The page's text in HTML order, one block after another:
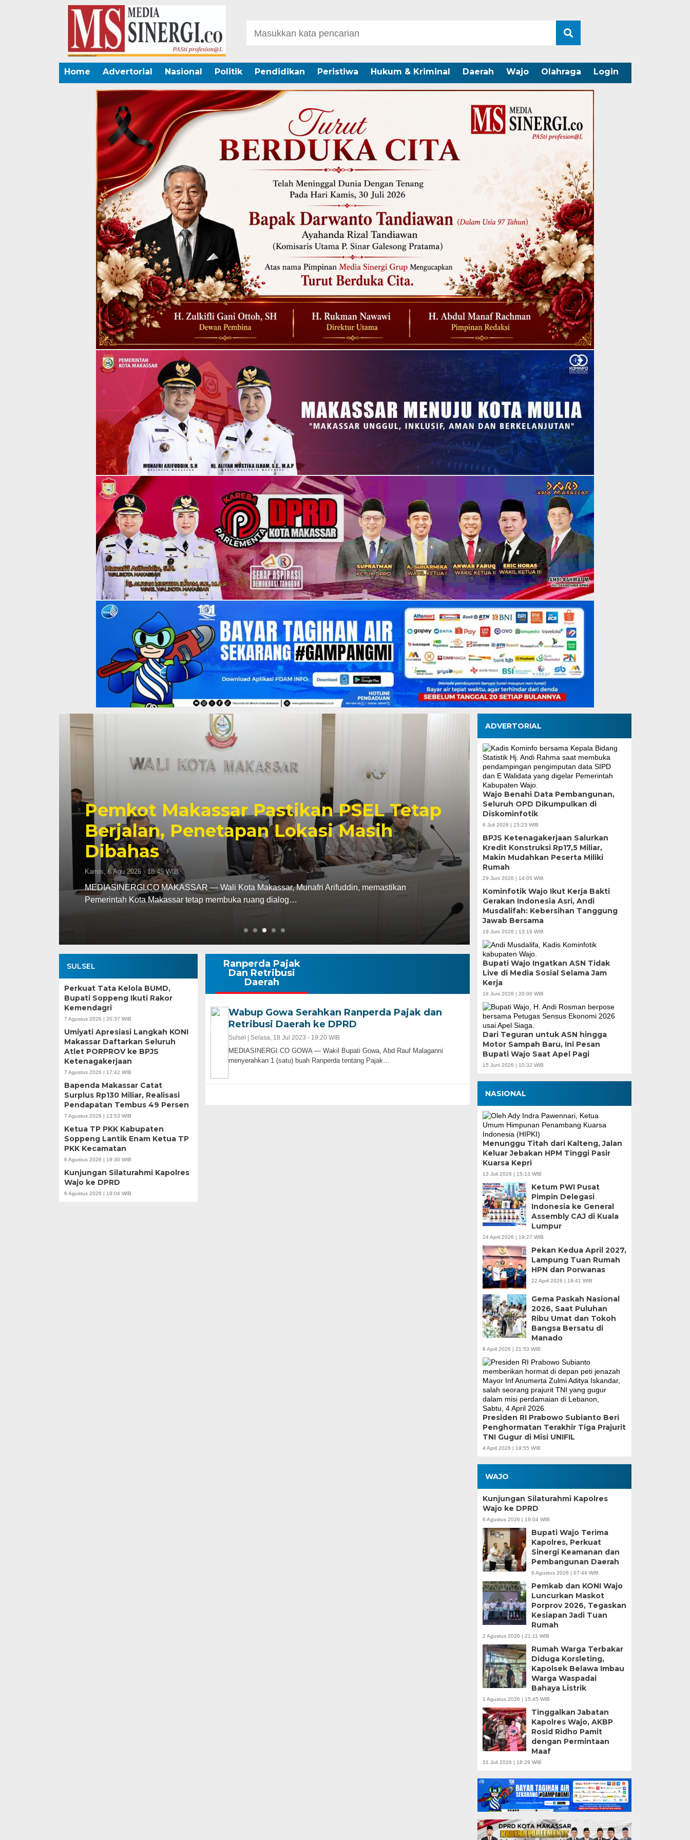
Home Advertorial Nasional Politik Pendidikan Peristiwa Hukum & Kriminal Daerah Wajo Olahraga Login
Pemkot Makassar dan Karang Taruna
Perkuat Sinergi, Penanganan Sampah
hingga Pemberdayaan Pemuda Jadi
Fokus
Kamis, 6 Agu 2026 - 18:16 WIB
MEDIASINERGI.CO MAKASSAR — Pengurus Karang Taruna Kota Makassar menegaskan
komitmennya menjadi mitra strategis Pemerintah Kota Makassar…
Tinjau Renovasi SDN
Supratman Pastikan
Mutu Demi
Makassar
Rabu, 5 Agu 2026 - 19:50 WIB
MEDIASINERGI.CO MAKASSAR — DPRD Kota
langsung terhadap progres renovasi UPT SPF SD…
SULSEL
Perkuat Tata Kelola BUMD,
Bupati Soppeng Ikuti Rakor
Kemendagri
7 Agustus 2026 | 20:37 WIB
Umiyati Apresiasi Langkah KONI
Makassar Daftarkan Seluruh
Atlet PORPROV ke BPJS
Ketenagakerjaan
7 Agustus 2026 | 17:42 WIB
Bapenda Makassar Catat
Surplus Rp130 Miliar, Realisasi
Pendapatan Tembus 49 Persen
7 Agustus 2026 | 13:53 WIB
Ketua TP PKK Kabupaten
Soppeng Lantik Enam Ketua TP
PKK Kecamatan
6 Agustus 2026 | 19:30 WIB
Kunjungan Silaturahmi Kapolres
Wajo ke DPRD
6 Agustus 2026 | 19:04 WIB
Ranperda Pajak
Dan Retribusi
Daerah
Wabup Gowa Serahkan Ranperda Pajak dan
Retribusi Daerah ke DPRD
Sulsel | Selasa, 18 Jul 2023 - 19:20 WIB
MEDIASINERGI.CO GOWA — Wakil Bupati Gowa, Abd Rauf Malaganni
menyerahkan 1 (satu) buah Ranperda tentang Pajak…
ADVERTORIAL
Wajo Benahi Data Pembangunan,
Seluruh OPD Dikumpulkan di
Diskominfotik
6 Juli 2026 | 15:23 WIB
BPJS Ketenagakerjaan Salurkan
Kredit Konstruksi Rp17,5 Miliar,
Makin Mudahkan Peserta Miliki
Rumah
29 Juni 2026 | 14:05 WIB
Kominfotik Wajo Ikut Kerja Bakti
Gerakan Indonesia Asri, Andi
Musdalifah: Kebersihan Tanggung
Jawab Bersama
19 Juni 2026 | 13:19 WIB
Bupati Wajo Ingatkan ASN Tidak
Live di Media Sosial Selama Jam
Kerja
18 Juni 2026 | 20:00 WIB
Dari Teguran untuk ASN hingga
Motor Sampah Baru, Ini Pesan
Bupati Wajo Saat Apel Pagi
15 Juni 2026 | 10:32 WIB
NASIONAL
Menunggu Titah dari Kalteng, Jalan
Keluar Jebakan HPM Tinggi Pasir
Kuarsa Kepri
13 Juli 2026 | 15:13 WIB
Ketum PWI Pusat
Pimpin Delegasi
Indonesia ke General
Assembly CAJ di Kuala
Lumpur
24 April 2026 | 19:27 WIB
Pekan Kedua April 2027,
Lampung Tuan Rumah
HPN dan Porwanas
22 April 2026 | 19:41 WIB
Gema Paskah Nasional
2026, Saat Puluhan
Ribu Umat dan Tokoh
Bangsa Bersatu di
Manado
8 April 2026 | 21:53 WIB
Presiden RI Prabowo Subianto Beri
Penghormatan Terakhir Tiga Prajurit
TNI Gugur di Misi UNIFIL
4 April 2026 | 19:55 WIB
WAJO
Kunjungan Silaturahmi Kapolres
Wajo ke DPRD
6 Agustus 2026 | 19:04 WIB
Bupati Wajo Terima
Kapolres, Perkuat
Sinergi Keamanan dan
Pembangunan Daerah
6 Agustus 2026 | 07:44 WIB
Pemkab dan KONI Wajo
Luncurkan Maskot
Porprov 2026, Tegaskan
Kesiapan Jadi Tuan
Rumah
2 Agustus 2026 | 21:11 WIB
Rumah Warga Terbakar
Diduga Korsleting,
Kapolsek Belawa Imbau
Warga Waspadai
Bahaya Listrik
1 Agustus 2026 | 15:45 WIB
Tinggalkan Jabatan
Kapolres Wajo, AKBP
Rosid Ridho Pamit
dengan Permintaan
Maaf
31 Juli 2026 | 18:29 WIB